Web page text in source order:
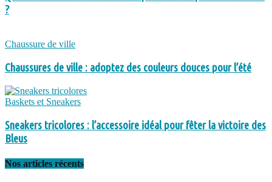
?
Chaussure de ville
Chaussures de ville : adoptez des couleurs douces pour l’été
Baskets et Sneakers
Sneakers tricolores : l’accessoire idéal pour fêter la victoire des
Bleus
Nos articles récents